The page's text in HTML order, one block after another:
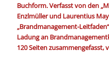
Buchform. Verfasst von den
Enzlmüller und Laurentius
„Brandmanagement-
Ladung an
120 Seiten zusammengefasst,